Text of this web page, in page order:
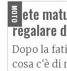
MOTO
Siete
regalare
Dopo la
cosa c'è di